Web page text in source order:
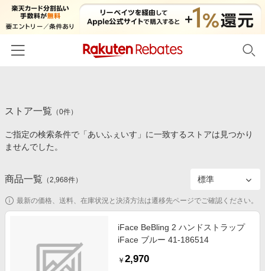
カテゴリー一覧
百貨店・総合ECモール
食品・スイーツ・お酒
コスメ・健康・医薬品
家電・PC・スマホ・カメラ
イベント一覧
初回購入者限定特典
対象ストア新規限定特典
楽天ペイ導入ストア
ストア一覧 （0件）
ご指定の検索条件で「あいふぇいす」に一致するストアは見つかり
ませんでした。
商品一覧 （2,968件）
最新の価格、送料、在庫状況と決済方法は遷移先ページでご確認ください。
iFace BeBling 2 ハンドストラップ
iFace ブルー 41-186514
￥ 2,970